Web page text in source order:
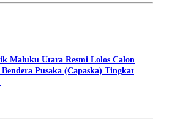
Maluku Utara Resmi Lolos Calon
Pusaka (Capaska) Tingkat